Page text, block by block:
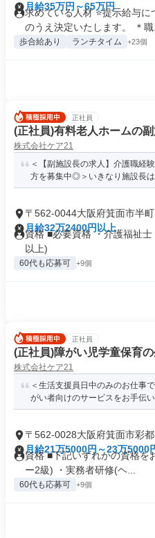
月給35万円～65万円
求めている人材 ⭐提示給与
のうえ決定いたします。 ＊職
歩合給あり ランチタイム +23個
正社員
(正社員)有料老人ホームの
株式会社ケア21
＜【副施設長の求人】介護職経
方を募集中◎＞いきなり施設長
〒562-0044大阪府箕面市半町
月給32万2400円以上
資格 ■必要資格 ・介護福祉
以上)
60代も応募可 +9個
正社員
(正社員)障がい児学童保育
株式会社ケア21
＜生活支援員日中のみのお仕事
がい者向けのサービスをお手伝
〒562-0028大阪府箕面市彩
月給21万5000円～23万5000
資格 ■下記いずれかの資格を
ー2級) ・実務者研修(ヘ...
60代も応募可 +9個